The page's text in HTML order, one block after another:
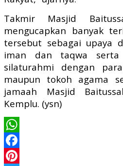
Takmir Masjid
mengucapkan banyak
tersebut sebagai upaya
iman dan taqwa serta
silaturahmi dengan
maupun tokoh agama
jamaah Masjid
Kemplu. (ysn)
WhatsApp
Facebook